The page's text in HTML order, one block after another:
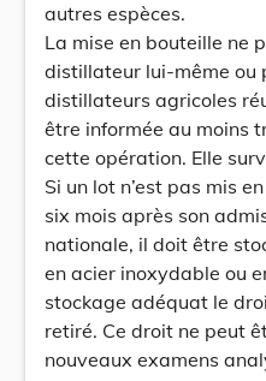
autres espèces.
La mise en bouteille ne
distillateur lui-même ou
distillateurs agricoles
être informée au moins
cette opération. Elle
Si un lot n’est pas mis
six mois après son
nationale, il doit être
en acier inoxydable ou
stockage adéquat le
retiré. Ce droit ne peut
nouveaux examens